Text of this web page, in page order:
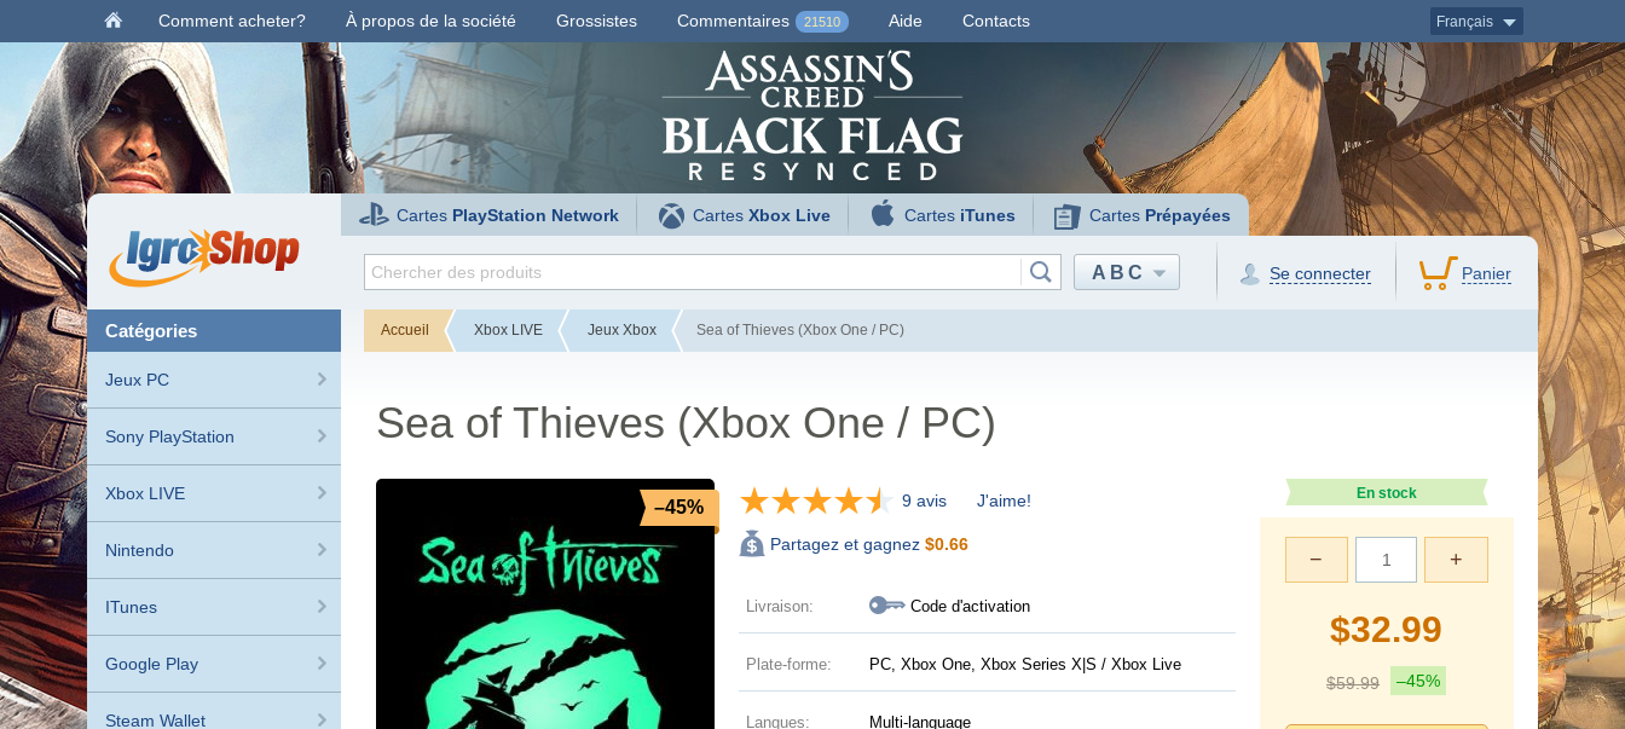
Comment acheter? À propos de la société Grossistes Commentaires 21510 Aide Contacts Français
Cartes PlayStation Network CartesXbox Live Cartes iTunes Cartes Prépayées
ABC Se connecter Panier
catégories
Jeux PC
Sony PlayStation
Xbox LIVE
Nintendo
ITunes
Google Play
Steam Wallet
Accueil Xbox LIVE Jeux Xbox Sea of Thieves (Xbox One / PC)
Sea of Thieves (Xbox One / PC)
–45% 9 avis J'aime!
Partagez et gagnez $0.66
Livraison: Code d'activation
Plate-forme: PC, Xbox One, Xbox Series X|S / Xbox Live
Langues: Multi-language
En stock
+
−
$32.99
$59.99 –45%